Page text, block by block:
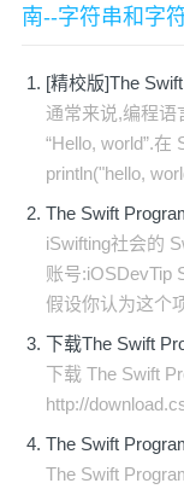
南--字符串和字
[精校版]The
通常来说,编程语
“Hello, world”.
println("hello,
The Swift
iSwifting社会的
账号:iOSDevTip
假设你认为这个
下载The Swift
下载 The Swift
http://
The Swift
The Swift